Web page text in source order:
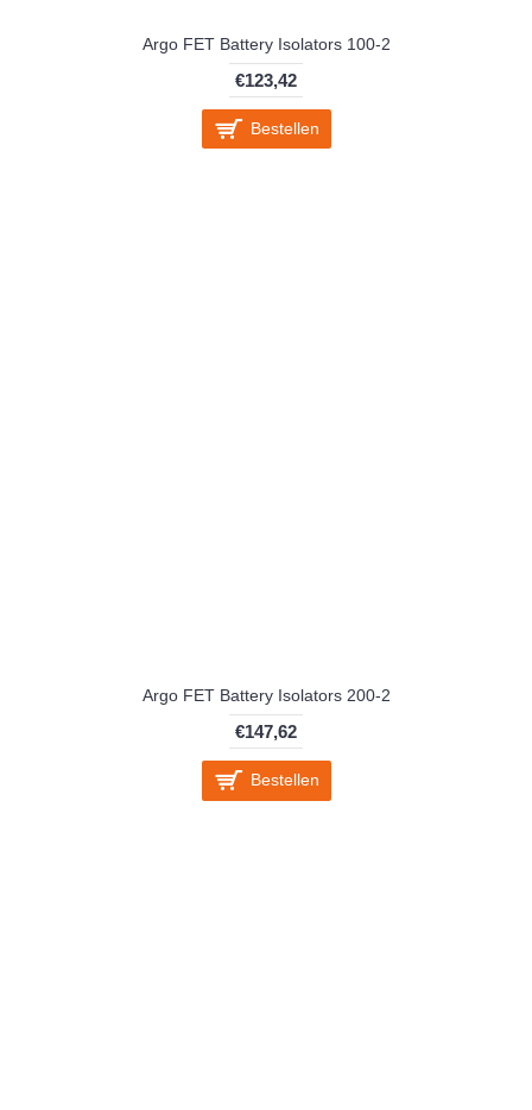
Argo FET Battery Isolators 100-2
€123,42
Bestellen
Argo FET Battery Isolators 200-2
€147,62
Bestellen